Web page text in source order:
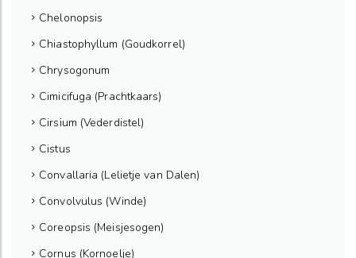
Chelonopsis
Chiastophyllum (Goudkorrel)
Chrysogonum
Cimicifuga (Prachtkaars)
Cirsium (Vederdistel)
Cistus
Convallaria (Lelietje van Dalen)
Convolvulus (Winde)
Coreopsis (Meisjesogen)
Cornus (Kornoelje)